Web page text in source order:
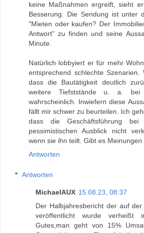
keine Maßnahmen ergreift, sieht
Besserung. Die Sendung ist unter
"Mieten oder kaufen? Der
Antwort" zu finden und seine
Minute.
Natürlich lobbyiert er für mehr
entsprechend schlechte
dass die Bautätigkeit deutlich
weitere Tiefststände u. a.
wahrscheinlich. Inwiefern diese
fällt mir schwer zu beurteilen. Ich
dass die Geschäftsführung
pessimistischen Ausblick nicht
wenn sie ihn teilt. Gibt es Meinungen
Antworten
Antworten
MichaelAUX 15.08.23, 08:37
Der Halbjahresbericht der auf
veröffentlicht wurde
Gutes,man geht von 15%